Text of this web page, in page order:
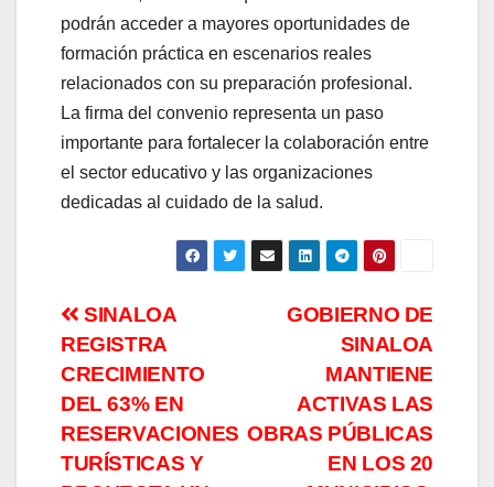
podrán acceder a mayores oportunidades de
formación práctica en escenarios reales
relacionados con su preparación profesional.
La firma del convenio representa un paso
importante para fortalecer la colaboración entre
el sector educativo y las organizaciones
dedicadas al cuidado de la salud.
Navegación
de
entradas
GOBIERNO DE
SINALOA
MANTIENE
ACTIVAS LAS
OBRAS PÚBLICAS
EN LOS 20
SINALOA
REGISTRA
CRECIMIENTO
DEL 63% EN
RESERVACIONES
TURÍSTICAS Y